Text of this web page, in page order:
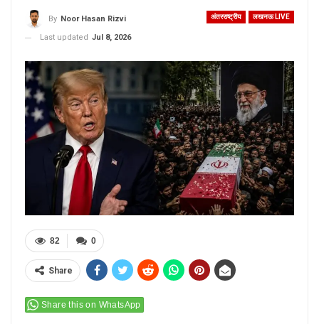
अंतरराष्ट्रीय लखनऊ LIVE
By Noor Hasan Rizvi
Last updated Jul 8, 2026
0
82
Share
Share this on WhatsApp